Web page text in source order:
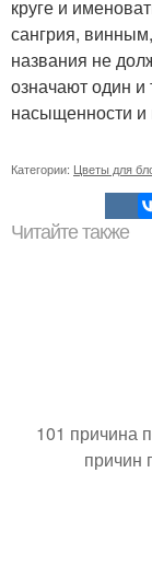
круге и
сангрия,
названия не
означают один и
насыщенности и
Категории: Цветы для
Читайте также
101
причин